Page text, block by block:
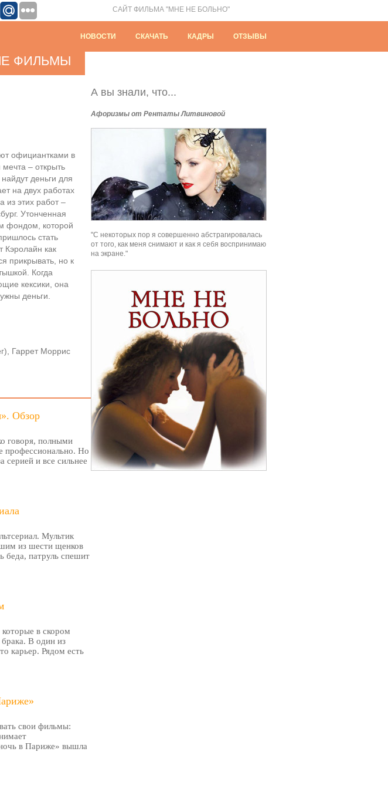
САЙТ ФИЛЬМА "МНЕ НЕ БОЛЬНО"
НОВОСТИ СКАЧАТЬ КАДРЫ ОТЗЫВЫ
ФИЛЬМЫ
официантками в
– открыть
деньги для
на двух работах
из этих работ –
Утонченная
фондом, которой
стать
Кэролайн как
прикрывать, но к
Когда
кексики, она
деньги.
Гаррет Моррис
Обзор
говоря, полными
профессионально. Но
серией и все сильнее
Мультик
из шести щенков
беда, патруль спешит
в скором
В один из
карьер. Рядом есть
свои фильмы:
в Париже» вышла
А вы знали, что...
Афоризмы от Рентаты Литвиновой
"С некоторых пор я совершенно абстрагировалась
от того, как меня снимают и как я себя воспринимаю
на экране."